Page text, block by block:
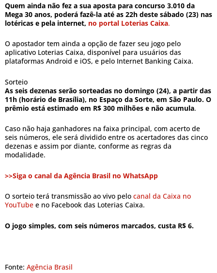
Quem ainda não fez a sua aposta para concurso 3.010 da
Mega 30 anos, poderá fazê-la até as 22h deste sábado (23) nas
lotéricas e pela internet, no portal Loterias Caixa.
O apostador tem ainda a opção de fazer seu jogo pelo
aplicativo Loterias Caixa, disponível para usuários das
plataformas Android e iOS, e pelo Internet Banking Caixa.
Sorteio
As seis dezenas serão sorteadas no domingo (24), a partir das
11h (horário de Brasília), no Espaço da Sorte, em São Paulo. O
prêmio está estimado em R$ 300 milhões e não acumula.
Caso não haja ganhadores na faixa principal, com acerto de
seis números, ele será dividido entre os acertadores das cinco
dezenas e assim por diante, conforme as regras da
modalidade.
>>Siga o canal da Agência Brasil no WhatsApp
O sorteio terá transmissão ao vivo pelo canal da Caixa no
YouTube e no Facebook das Loterias Caixa.
O jogo simples, com seis números marcados, custa R$ 6.
Fonte: Agência Brasil